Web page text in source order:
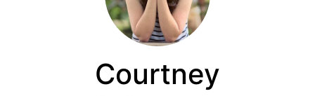
Courtney